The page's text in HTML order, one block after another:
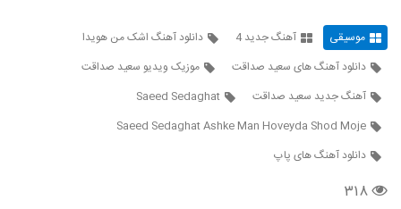
دانلود آهنگ دل منو بردی از شهرام جمالی
2115
Shahrad Aramesh
۲۳۸ بازدید
2116
موسیقی آهنگ جدید 4
دانلود آهنگ اشک من هویدا
دانلود آهنگ های سعید صداقت
موزیک ویدیو سعید صداقت
آهنگ جدید سعید صداقت
Saeed Sedaghat
Saeed Sedaghat Ashke Man Hoveyda Shod Moje
دانلود آهنگ های پاپ
۳۱۸